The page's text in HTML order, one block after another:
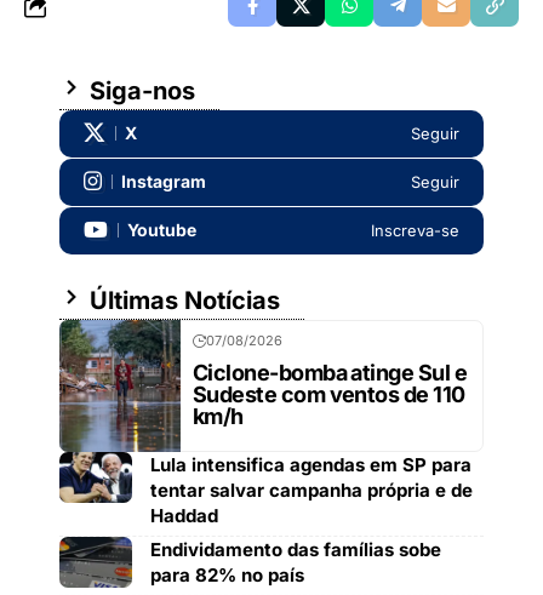
Siga-nos
X Seguir
Instagram Seguir
Youtube Inscreva-se
Últimas Notícias
07/08/2026
Ciclone-bomba atinge Sul e
Sudeste com ventos de 110
km/h
Lula intensifica agendas em SP para
tentar salvar campanha própria e de
Haddad
Endividamento das famílias sobe
para 82% no país